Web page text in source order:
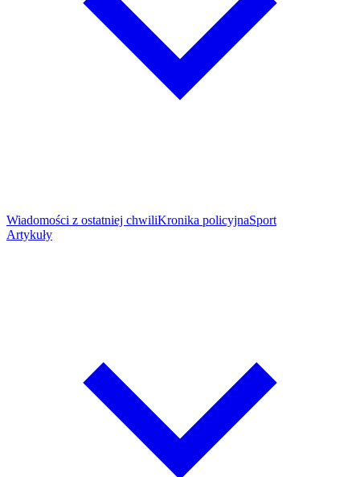
Wiadomości z ostatniej chwiliKronika policyjnaSport
Artykuły